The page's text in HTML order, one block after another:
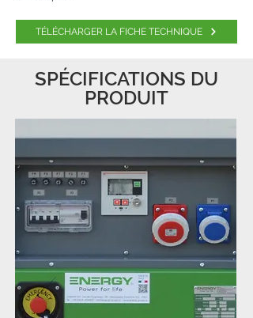
TÉLÉCHARGER LA FICHE TECHNIQUE
SPÉCIFICATIONS DU
PRODUIT